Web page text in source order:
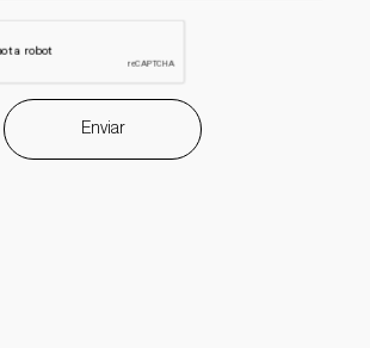
Enviar